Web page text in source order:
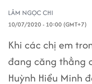
LÂM NGỌC CHI
10/07/2020 - 10:00 (GMT+7)
Khi các chị em
đang căng thẳng
Huỳnh Hiểu Minh